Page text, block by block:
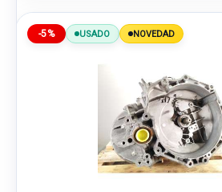
-5% USADO NOVEDAD